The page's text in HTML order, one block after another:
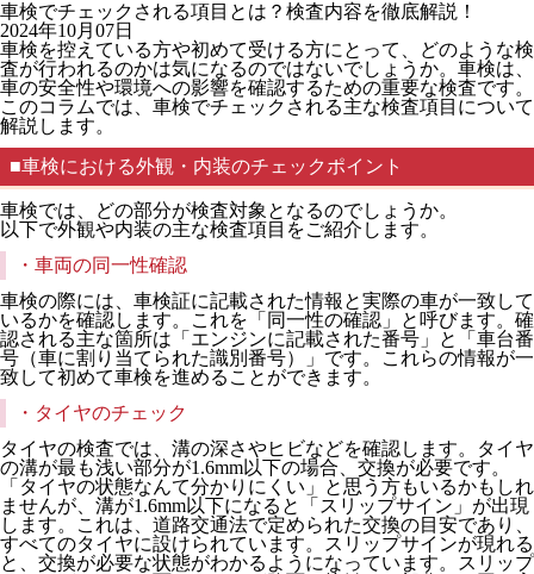
車検でチェックされる項目とは？検査内容を徹底解説！
2024年10月07日
車検を控えている方や初めて受ける方にとって、どのような検
査が行われるのかは気になるのではないでしょうか。車検は、
車の安全性や環境への影響を確認するための重要な検査です。
このコラムでは、車検でチェックされる主な検査項目について
解説します。
■車検における外観・内装のチェックポイント
車検では、どの部分が検査対象となるのでしょうか。
以下で外観や内装の主な検査項目をご紹介します。
・車両の同一性確認
車検の際には、車検証に記載された情報と実際の車が一致して
いるかを確認します。これを「同一性の確認」と呼びます。確
認される主な箇所は「エンジンに記載された番号」と「車台番
号（車に割り当てられた識別番号）」です。これらの情報が一
致して初めて車検を進めることができます。
・タイヤのチェック
タイヤの検査では、溝の深さやヒビなどを確認します。タイヤ
の溝が最も浅い部分が1.6mm以下の場合、交換が必要です。
「タイヤの状態なんて分かりにくい」と思う方もいるかもしれ
ませんが、溝が1.6mm以下になると「スリップサイン」が出現
します。これは、道路交通法で定められた交換の目安であり、
すべてのタイヤに設けられています。スリップサインが現れる
と、交換が必要な状態がわかるようになっています。スリップ